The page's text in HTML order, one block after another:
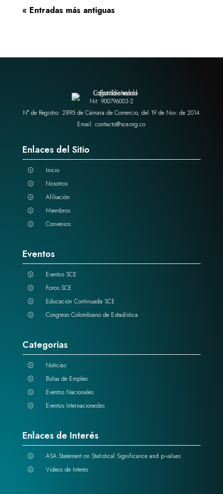
« Entradas más antiguas
Nit: 900796003-2
N° de Registro: 2895 de Cámara de Comercio, del 19 de Nov. de 2014
Email: contacto@sce.org.co
Enlaces del Sitio
= Inicio
= Nosotros
= Afiliación
= Miembros
= Convenios
Eventos
= Eventos SCE
= Foros SCE
= Educación Continuada SCE
= Congreso Colombiano de Estadística
Categorias
= Noticias
= Bolsa de Empleo
= Eventos Nacionales
= Eventos Internacionesles
Enlaces de Interés
= ASA Statement on Statistical Significance and p-values
= Videos de Interés